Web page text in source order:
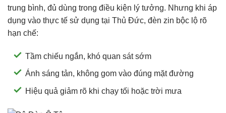
trung bình, đủ dùng trong điều kiện lý tưởng. Nhưng khi áp
dụng vào thực tế sử dụng tại Thủ Đức, đèn zin bộc lộ rõ
hạn chế:
Tầm chiếu ngắn, khó quan sát sớm
Ánh sáng tản, không gom vào đúng mặt đường
Hiệu quả giảm rõ khi chạy tối hoặc trời mưa